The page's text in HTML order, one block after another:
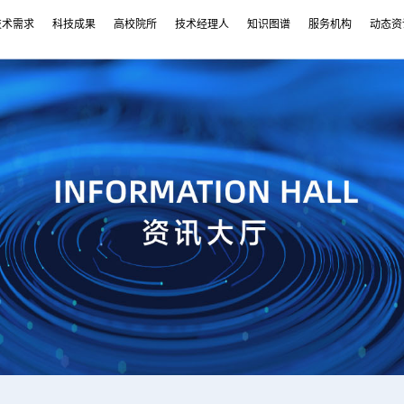
术需求 科技成果 高校院所 技术经理人 知识图谱 服务机构 动态